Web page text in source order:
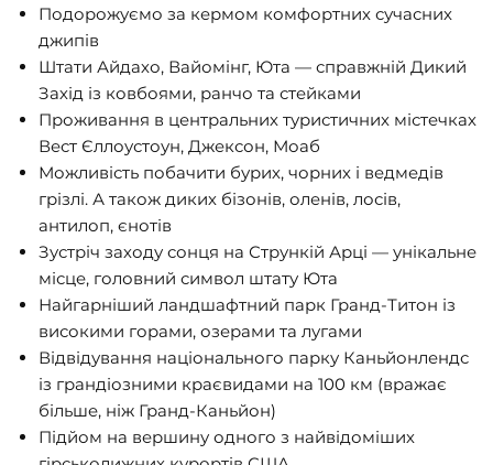
Подорожуємо за кермом комфортних сучасних
джипів
Штати Айдахо, Вайомінг, Юта — справжній Дикий
Захід із ковбоями, ранчо та стейками
Проживання в центральних туристичних містечках
Вест Єллоустоун, Джексон, Моаб
Можливість побачити бурих, чорних і ведмедів
грізлі. А також диких бізонів, оленів, лосів,
антилоп, єнотів
Зустріч заходу сонця на Стрункій Арці — унікальне
місце, головний символ штату Юта
Найгарніший ландшафтний парк Гранд-Титон із
високими горами, озерами та лугами
Відвідування національного парку Каньйонлендс
із грандіозними краєвидами на 100 км (вражає
більше, ніж Гранд-Каньйон)
Підйом на вершину одного з найвідоміших